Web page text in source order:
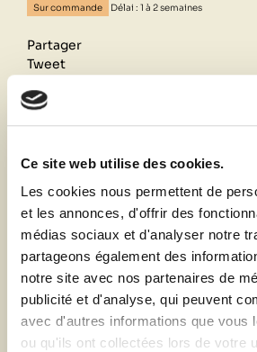
Ce site web utilise des cookies.
Les cookies nous permettent de
et les annonces, d'offrir des
médias sociaux et d'analyser notre
partageons également des
notre site avec nos partenaires de
publicité et d'analyse, qui peuvent
avec d'autres informations que vous
ou qu'ils ont collectées lors de votre
Sur commande Délai : 1 à 2 semaines
Partager
Tweet
magasin
Paiement 100% sécurisé
Paiement en 3 ou 4 fois sans frais
Description
Fiche technique